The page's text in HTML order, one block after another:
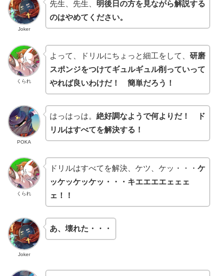
Joker
先生、先生、 明後日の方を見ながら解説する
のはやめてください。
くられ
よって、ドリルにちょっと細工をして、 研磨
スポンジをつけてギュルギュル削っていって
やれば良いわけだ！ 簡単だろう！
POKA
はっはっは。 絶好調なようで何よりだ！ ド
リルはすべてを解決する！
くられ
ドリルはすべてを解決、ケツ、ケッ・・・ ケ
ッケッケッケッ・・・キエエエエェェェ
ェ！！
Joker
あ、壊れた・・・